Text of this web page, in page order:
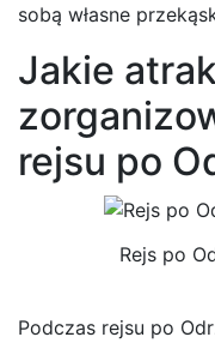
sobą własne
Jakie
rejsu po
Rejs po
Podczas rejsu po